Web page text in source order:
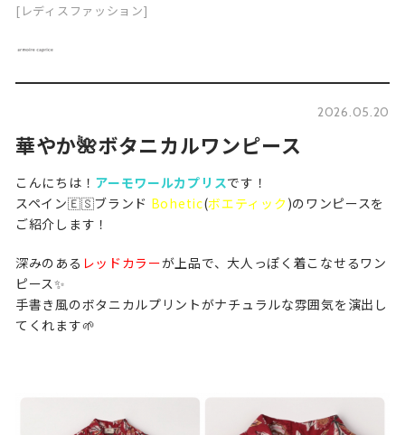
[レディスファッション]
2026.05.20
華やか🌺ボタニカルワンピース
こんにちは！ アーモワールカプリスです！
スペイン🇪🇸ブランド Bohetic(ボエティック )のワンピースを
ご紹介します！
深みのある レッドカラーが上品で、大人っぽく着こなせるワン
ピース✨️
手書き風のボタニカルプリントがナチュラルな雰囲気を演出し
てくれます🌱